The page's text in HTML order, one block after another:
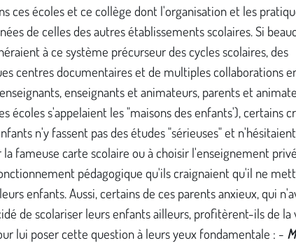
ces écoles et ce collège dont l'organisation et les
de celles des autres établissements scolaires. Si
à ce système précurseur des cycles scolaires, des
centres documentaires et de multiples collaborations
enseignants et animateurs, parents et
écoles s'appelaient les "maisons des enfants'), certains
n'y fassent pas des études "sérieuses" et
fameuse carte scolaire ou à choisir l'enseignement
pédagogique qu'ils craignaient qu'il ne
enfants. Aussi, certains de ces parents anxieux, qui
de scolariser leurs enfants ailleurs, profitèrent-ils de la
lui poser cette question à leurs yeux fondamentale : -